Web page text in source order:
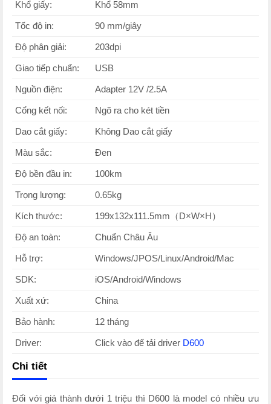
Khổ giấy: Khổ 58mm
Tốc độ in: 90 mm/giây
Độ phân giải: 203dpi
Giao tiếp chuẩn: USB
Nguồn điện: Adapter 12V /2.5A
Cổng kết nối: Ngõ ra cho két tiền
Dao cắt giấy: Không Dao cắt giấy
Màu sắc: Đen
Độ bền đầu in: 100km
Trọng lượng: 0.65kg
Kích thước: 199x132x111.5mm（D×W×H）
Độ an toàn: Chuẩn Châu Âu
Hỗ trợ: Windows/JPOS/Linux/Android/Mac
SDK: iOS/Android/Windows
Xuất xứ: China
Bảo hành: 12 tháng
Driver: Click vào để tải driver D600
Chi tiết
Đối với giá thành dưới 1 triệu thì D600 là model có nhiều ưu